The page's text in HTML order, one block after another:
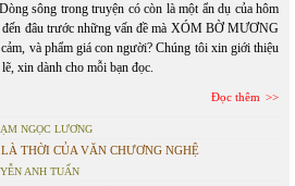
sông trong truyện có còn là một ẩn dụ của hôm
đâu trước những vấn đề mà XÓM BỜ MƯƠNG
và phẩm giá con người? Chúng tôi xin giới thiệu
xin dành cho mỗi bạn đọc.
Đọc thêm
NGỌC LƯƠNG
THỜI CỦA VĂN CHƯƠNG NGHỆ
ANH TUẤN